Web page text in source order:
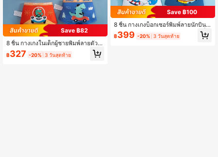
Save ฿82
8 ชิ้น กางเกงในเด็กผู้ชายพิมพ์ลายตัวอั
กษรหลากสี, ไดโนเสาร์, สัตว์ และรถยน
ต์
฿327 -20% 3 วันสุดท้าย
Save ฿100
8 ชิ้น กางเกงบ็อกเซอร์พิมพ์ลายนักบินอ
วกาศสีเหลืองและไดโนเสาร์สำหรับเด็ก
ผู้ชาย, ชุดกางเกงชั้นในสำหรับเด็ก
฿399 -20% 3 วันสุดท้าย